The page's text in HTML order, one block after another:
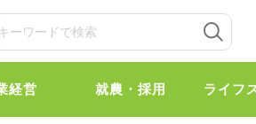
経営 就農・採用 ライフ